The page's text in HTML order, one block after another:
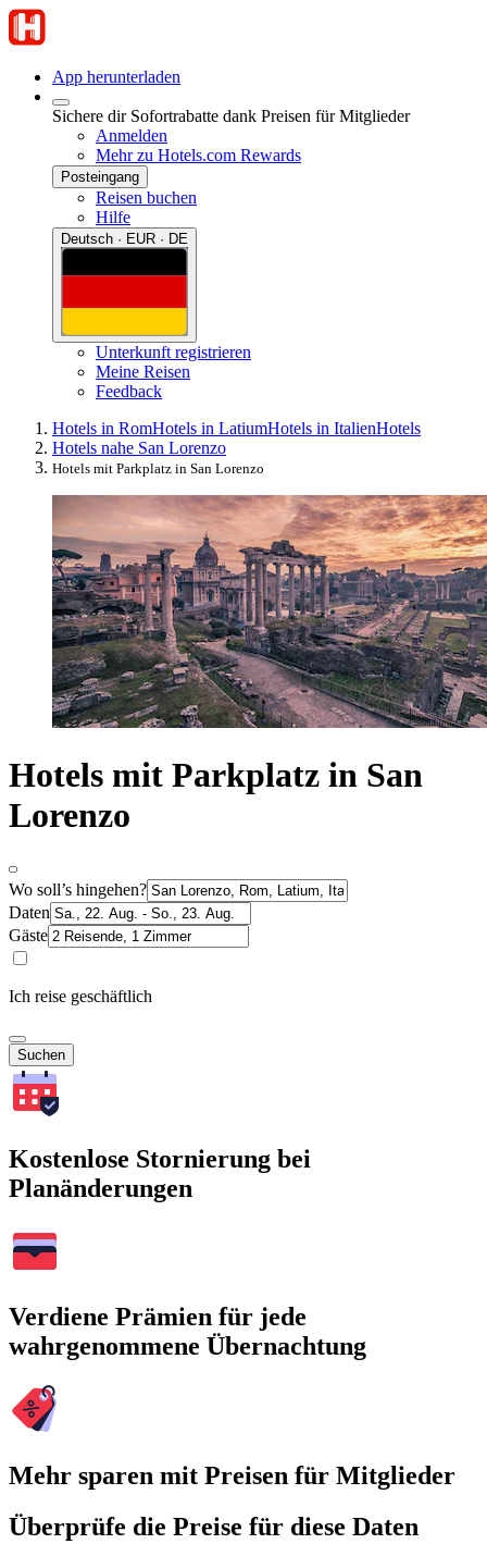
App herunterladen
Sichere dir Sofortrabatte dank Preisen für Mitglieder
Anmelden
Mehr zu Hotels.com Rewards
Posteingang
Reisen buchen
Hilfe
Deutsch · EUR · DE
Unterkunft registrieren
Meine Reisen
Feedback
Hotels in RomHotels in LatiumHotels in ItalienHotels
Hotels nahe San Lorenzo
Hotels mit Parkplatz in San Lorenzo
Hotels mit Parkplatz in San
Lorenzo
Wo soll’s hingehen?
Daten
Gäste
Ich reise geschäftlich
Suchen
Kostenlose Stornierung bei
Planänderungen
Verdiene Prämien für jede
wahrgenommene Übernachtung
Mehr sparen mit Preisen für Mitglieder
Überprüfe die Preise für diese Daten